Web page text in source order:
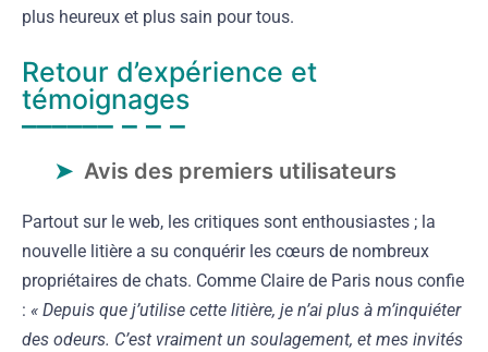
plus heureux et plus sain pour tous.
Retour d’expérience et
témoignages
Avis des premiers utilisateurs
Partout sur le web, les critiques sont enthousiastes ; la
nouvelle litière a su conquérir les cœurs de nombreux
propriétaires de chats. Comme Claire de Paris nous confie
: « Depuis que j’utilise cette litière, je n’ai plus à m’inquiéter
des odeurs. C’est vraiment un soulagement, et mes invités